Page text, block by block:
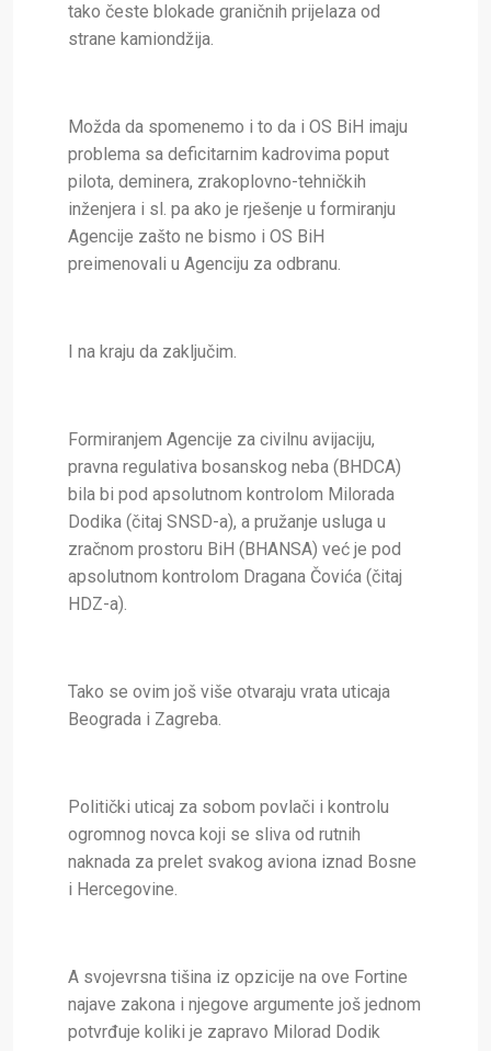
tako česte blokade graničnih prijelaza od
strane kamiondžija.
Možda da spomenemo i to da i OS BiH imaju
problema sa deficitarnim kadrovima poput
pilota, deminera, zrakoplovno-tehničkih
inženjera i sl. pa ako je rješenje u formiranju
Agencije zašto ne bismo i OS BiH
preimenovali u Agenciju za odbranu.
I na kraju da zaključim.
Formiranjem Agencije za civilnu avijaciju,
pravna regulativa bosanskog neba (BHDCA)
bila bi pod apsolutnom kontrolom Milorada
Dodika (čitaj SNSD-a), a pružanje usluga u
zračnom prostoru BiH (BHANSA) već je pod
apsolutnom kontrolom Dragana Čovića (čitaj
HDZ-a).
Tako se ovim još više otvaraju vrata uticaja
Beograda i Zagreba.
Politički uticaj za sobom povlači i kontrolu
ogromnog novca koji se sliva od rutnih
naknada za prelet svakog aviona iznad Bosne
i Hercegovine.
A svojevrsna tišina iz opzicije na ove Fortine
najave zakona i njegove argumente još jednom
potvrđuje koliki je zapravo Milorad Dodik